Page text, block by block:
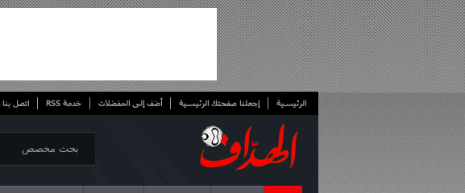
الرئيسية إجعلنا صفحتك الرئيسية أضف إلى المفضلات خدمة RSS اتصل بنا